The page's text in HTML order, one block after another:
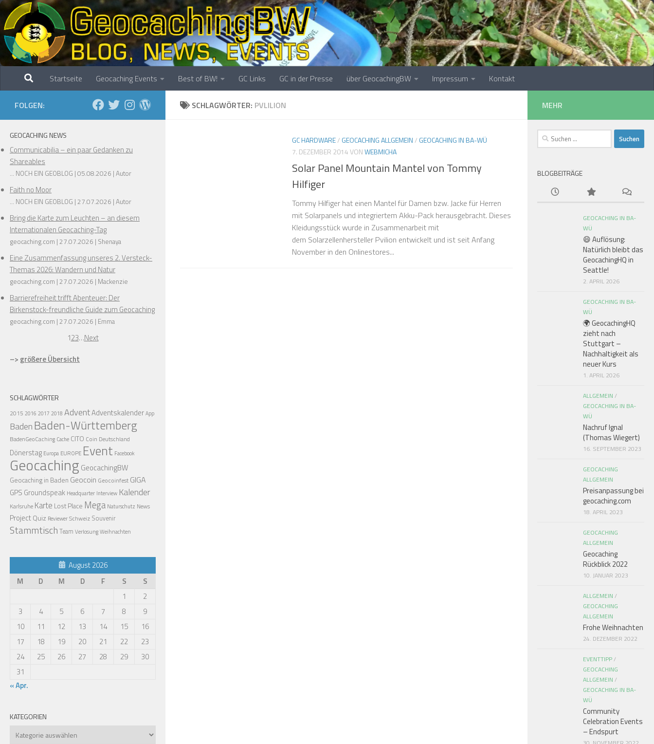
Zum Inhalt springen
Startseite Geocaching Events Best of BW! GC Links GC in der Presse über GeocachingBW Impressum Kontakt
SCHLAGWÖRTER: PVLILION
GC HARDWARE/ GEOCACHING ALLGEMEIN/ GEOCACHING IN BA-WÜ
7. DEZEMBER 2014VONWEBMICHA
Solar Panel Mountain Mantel von Tommy
Hilfiger
Tommy Hilfiger hat einen Mantel für Damen bzw. Jacke für Herren
mit Solarpanels und integriertem Akku-Pack herausgebracht. Dieses
Kleidungsstück wurde in Zusammenarbeit mit
dem Solarzellenhersteller Pvilion entwickelt und ist seit Anfang
November in den Onlinestores...
FOLGEN:
GEOCACHING NEWS
Communicabilia – ein paar Gedanken zu
Shareables
... NOCH EIN GEOBLOG 05.08.2026 Autor
Faith no Moor
... NOCH EIN GEOBLOG 27.07.2026 Autor
Bring die Karte zum Leuchten – an diesem
Internationalen Geocaching-Tag
geocaching.com 27.07.2026 Shenaya
Eine Zusammenfassung unseres 2. Versteck-
Themas 2026: Wandern und Natur
geocaching.com 27.07.2026 Mackenzie
Barrierefreiheit trifft Abenteuer: Der
Birkenstock-freundliche Guide zum Geocaching
geocaching.com 27.07.2026 Emma
123…Next
–> größere Übersicht
SCHLAGWÖRTER
2015 2016 2017 2018 AdventAdventskalenderApp
BadenBaden-Württemberg
BadenGeoCaching Cache CITO Coin Deutschland
Dönerstag Europa EUROPE Event Facebook
Geocaching GeocachingBW
Geocaching in Baden Geocoin Geocoinfest GIGA
GPS Groundspeak Headquarter Interview Kalender
Karlsruhe Karte Lost Place Mega Naturschutz News
ProjectQuiz ReviewerSchweiz Souvenir
Stammtisch Team VerlosungWeihnachten
August 2026
M
D M D F S
S
1
2
3
4 5 6 7 8
9
10
11 12 13 14 15
16
17
18 19 20 21 22
23
24
25 26 27 28 29
30
31
« Apr.
KATEGORIEN
Kategorien
MEHR
Suchen
nach:
BLOGBEITRÄGE
GEOCACHING IN BA-
WÜ
😄 Auflösung:
Natürlich bleibt das
GeocachingHQ in
Seattle!
2. APRIL 2026
GEOCACHING IN BA-
WÜ
🌍 GeocachingHQ
zieht nach
Stuttgart –
Nachhaltigkeit als
neuer Kurs
1. APRIL 2026
ALLGEMEIN /
GEOCACHING IN BA-
WÜ
Nachruf Ignal
(Thomas Wiegert)
16. SEPTEMBER 2023
GEOCACHING
ALLGEMEIN
Preisanpassung bei
geocaching.com
18. APRIL 2023
GEOCACHING
ALLGEMEIN
Geocaching
Rückblick 2022
10. JANUAR 2023
ALLGEMEIN /
GEOCACHING
ALLGEMEIN
Frohe Weihnachten
24. DEZEMBER 2022
EVENTTIPP/
GEOCACHING
ALLGEMEIN /
GEOCACHING IN BA-
WÜ
Community
Celebration Events
– Endspurt